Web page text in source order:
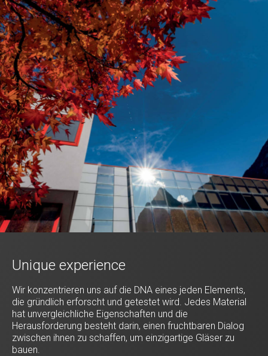
Unique experience
Wir konzentrieren uns auf die DNA eines jeden Elements,
die gründlich erforscht und getestet wird. Jedes Material
hat unvergleichliche Eigenschaften und die
Herausforderung besteht darin, einen fruchtbaren Dialog
zwischen ihnen zu schaffen, um einzigartige Gläser zu
bauen.